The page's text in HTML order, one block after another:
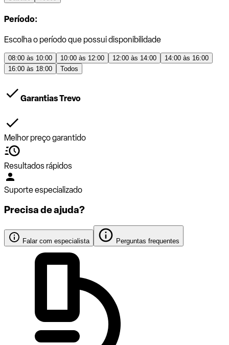
Período:
Escolha o período que possui disponibilidade
08:00 às 10:00 10:00 às 12:00 12:00 às 14:00
14:00 às 16:00
16:00 às 18:00
Todos
Garantias Trevo
Melhor preço garantido
Resultados rápidos
Suporte especializado
Precisa de ajuda?
Falar com especialista Perguntas frequentes